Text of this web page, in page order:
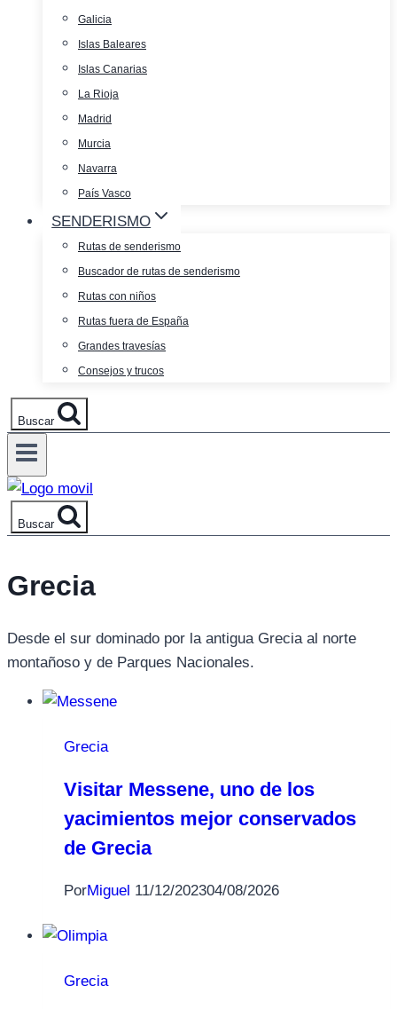
Galicia
Islas Baleares
Islas Canarias
La Rioja
Madrid
Murcia
Navarra
País Vasco
SENDERISMO
Rutas de senderismo
Buscador de rutas de senderismo
Rutas con niños
Rutas fuera de España
Grandes travesías
Consejos y trucos
Buscar
Buscar
Grecia
Desde el sur dominado por la antigua Grecia al norte
montañoso y de Parques Nacionales.
Grecia
Visitar Messene, uno de los
yacimientos mejor conservados
de Grecia
PorMiguel 11/12/202304/08/2026
Grecia